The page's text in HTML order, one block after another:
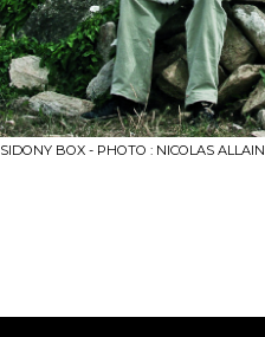
SIDONY BOX - PHOTO : NICOLAS ALLAIN